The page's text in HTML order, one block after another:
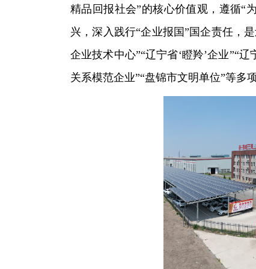
精品回报社会”的核心价值观，遵循“
兴，深入践行“企业报国”国企责任，
企业技术中心”“辽宁省‘瞪羚’企业”“
关系模范企业”“盘锦市文明单位”等多